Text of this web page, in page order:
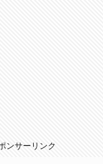
ンサーリンク